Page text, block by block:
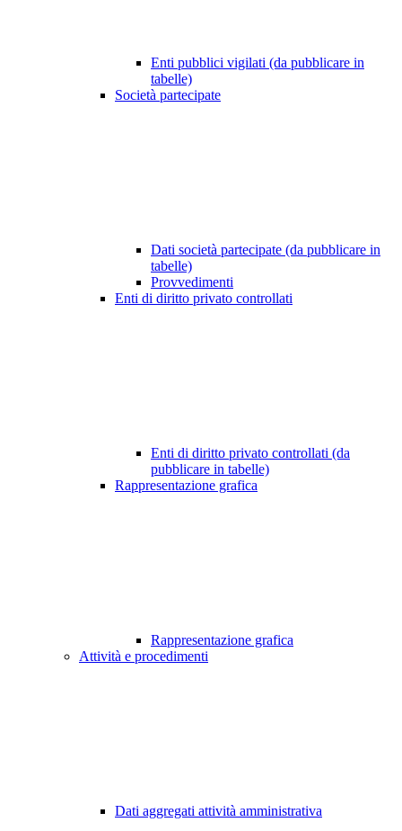
Enti pubblici vigilati (da pubblicare in
tabelle)
Società partecipate
Dati società partecipate (da pubblicare in
tabelle)
Provvedimenti
Enti di diritto privato controllati
Enti di diritto privato controllati (da
pubblicare in tabelle)
Rappresentazione grafica
Rappresentazione grafica
Attività e procedimenti
Dati aggregati attività amministrativa